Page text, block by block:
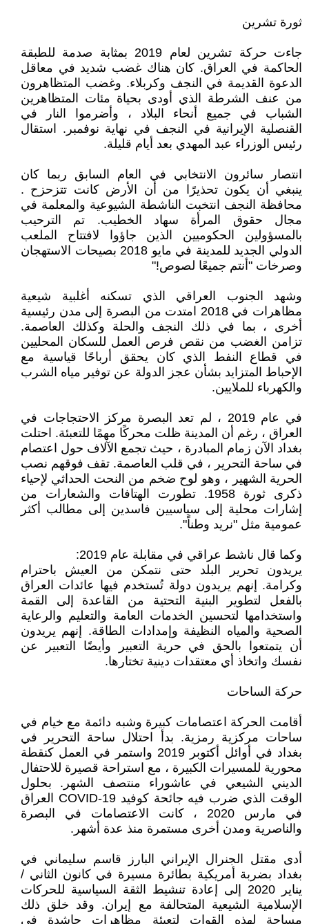
ثورة تشرين
جاءت حركة تشرين لعام 2019 بمثابة صدمة للطبقة
الحاكمة في العراق. كان هناك غضب شديد في معاقل
الدعوة القديمة في النجف وكربلاء. وغضب المتظاهرون
من عنف الشرطة الذي أودى بحياة مئات المتظاهرين
الشباب في جميع أنحاء البلاد ، وأضرموا النار في
القنصلية الإيرانية في النجف في نهاية نوفمبر. استقال
رئيس الوزراء عبد المهدي بعد أيام قليلة.
انتصار سائرون الانتخابي في العام السابق ربما كان
ينبغي أن يكون تحذيرًا من أن الأرض كانت تتزحزح .
محافظة النجف انتخبت الناشطة الشيوعية والمعلمة في
مجال حقوق المرأة سهاد الخطيب. تم الترحيب
بالمسؤولين الحكوميين الذين جاؤوا لافتتاح الملعب
الدولي الجديد للمدينة في مايو 2018 بصيحات الاستهجان
وصرخات "أنتم جميعًا لصوص!"
وشهد الجنوب العراقي الذي تسكنه أغلبية شيعية
مظاهرات في 2018 امتدت من البصرة إلى مدن رئيسية
أخرى ، بما في ذلك النجف والحلة وكذلك العاصمة.
تزامن الغضب من نقص فرص العمل للسكان المحليين
في قطاع النفط الذي كان يحقق أرباحًا قياسية مع
الإحباط المتزايد بشأن عجز الدولة عن توفير مياه الشرب
والكهرباء للملايين.
في عام 2019 ، لم تعد البصرة مركز الاحتجاجات في
العراق ، رغم أن المدينة ظلت محركًا مهمًا للتعبئة. احتلت
بغداد الآن زمام المبادرة ، حيث تجمع الآلاف حول اعتصام
في ساحة التحرير ، في قلب العاصمة. تقف فوقهم نصب
الحرية الشهير ، وهو لوح ضخم من النحت الحداثي لإحياء
ذكرى ثورة 1958. تطورت الهتافات والشعارات من
إشارات محلية إلى سياسيين فاسدين إلى مطالب أكثر
عمومية مثل "نريد وطناً".
وكما قال ناشط عراقي في مقابلة عام 2019:
يريدون تحرير البلد حتى نتمكن من العيش باحترام
وكرامة. إنهم يريدون دولة تُستخدم فيها عائدات العراق
بالفعل لتطوير البنية التحتية من القاعدة إلى القمة
واستخدامها لتحسين الخدمات العامة والتعليم والرعاية
الصحية والمياه النظيفة وإمدادات الطاقة. إنهم يريدون
أن يتمتعوا بالحق في حرية التعبير وأيضًا التعبير عن
نفسك واتخاذ أي معتقدات دينية تختارها.
حركة الساحات
أقامت الحركة اعتصامات كبيرة وشبه دائمة مع خيام في
ساحات مركزية رمزية. بدأ احتلال ساحة التحرير في
بغداد في أوائل أكتوبر 2019 واستمر في العمل كنقطة
محورية للمسيرات الكبيرة ، مع استراحة قصيرة للاحتفال
الديني الشيعي في عاشوراء منتصف الشهر. بحلول
الوقت الذي ضرب فيه جائحة كوفيد COVID-19 العراق
في مارس 2020 ، كانت الاعتصامات في البصرة
والناصرية ومدن أخرى مستمرة منذ عدة أشهر.
أدى مقتل الجنرال الإيراني البارز قاسم سليماني في
بغداد بضربة أمريكية بطائرة مسيرة في كانون الثاني /
يناير 2020 إلى إعادة تنشيط الثقة السياسية للحركات
الإسلامية الشيعية المتحالفة مع إيران. وقد خلق ذلك
مساحة لهذه القوات لتعبئة مظاهرات حاشدة في